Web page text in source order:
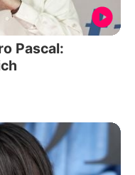
Pascal: